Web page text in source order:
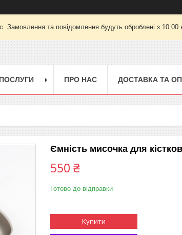
Замовлення та повідомлення будуть оброблені з
ПРО НАС ДОСТАВКА ТА
Ємність мисочка для
550 ₴
Готово до відправки
Купити